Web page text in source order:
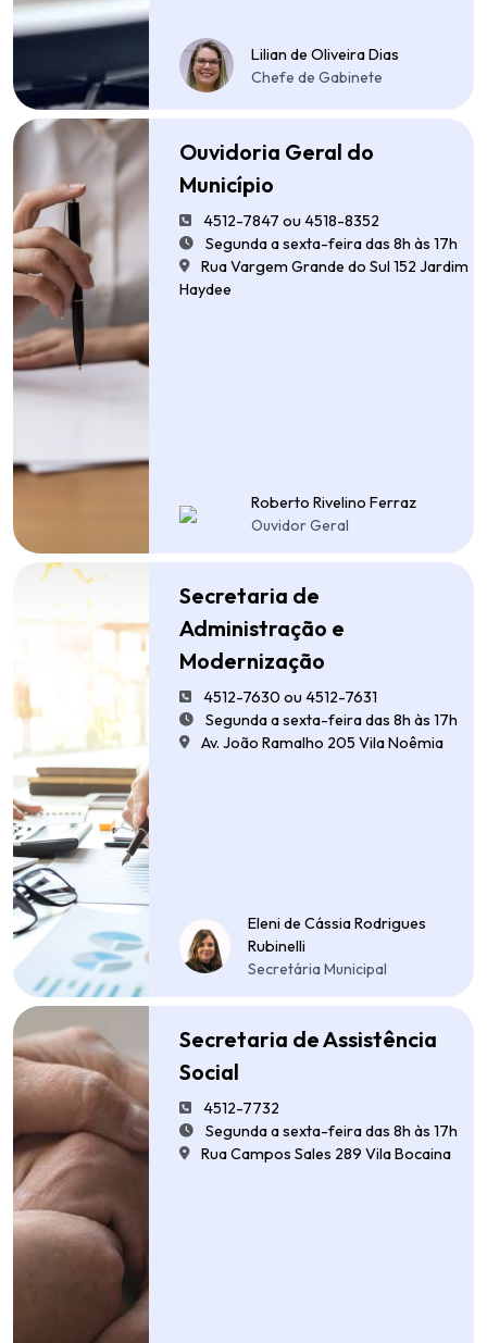
Lilian de Oliveira Dias
Chefe de Gabinete
Ouvidoria Geral do
Município
4512-7847 ou 4518-8352
Segunda a sexta-feira das 8h às 17h
Rua Vargem Grande do Sul 152 Jardim
Haydee
Roberto Rivelino Ferraz
Ouvidor Geral
Secretaria de
Administração e
Modernização
4512-7630 ou 4512-7631
Segunda a sexta-feira das 8h às 17h
Av. João Ramalho 205 Vila Noêmia
Eleni de Cássia Rodrigues
Rubinelli
Secretária Municipal
Secretaria de Assistência
Social
4512-7732
Segunda a sexta-feira das 8h às 17h
Rua Campos Sales 289 Vila Bocaina